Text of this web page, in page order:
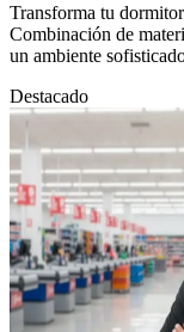
Transforma tu
Combinación de
un ambiente
Destacado